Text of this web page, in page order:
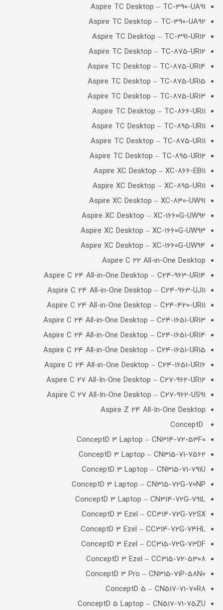
Aspire TC Desktop – TC-390-UA91
Aspire TC Desktop – TC-390-UA92
Aspire TC Desktop – TC-391-UR12
Aspire TC Desktop – TC-875-UR12
Aspire TC Desktop – TC-875-UR14
Aspire TC Desktop – TC-875-UR15
Aspire TC Desktop – TC-875-UR13
Aspire TC Desktop – TC-866-UR11
Aspire TC Desktop – TC-895-UR11
Aspire TC Desktop – TC-875-UR11
Aspire TC Desktop – TC-895-UR12
Aspire XC Desktop – XC-866-EB11
Aspire XC Desktop – XC-895-UR11
Aspire XC Desktop – XC-830-UW91
Aspire XC Desktop – XC-1660G-UW92
Aspire XC Desktop – XC-1660G-UW93
Aspire XC Desktop – XC-1660G-UW94
Aspire C 22 All-in-One Desktop
Aspire C 24 All-in-One Desktop – C24-963-UR14
Aspire C 24 All-in-One Desktop – C24-963-UJ11
Aspire C 24 All-in-One Desktop – C24-420-UR11
Aspire C 24 All-in-One Desktop – C24-1651-UR13
Aspire C 24 All-in-One Desktop – C24-1651-UR14
Aspire C 24 All-in-One Desktop – C24-1651-UR15
Aspire C 24 All-in-One Desktop – C24-1651-UR16
Aspire C 27 All-In-One Desktop – C27-962-UR12
Aspire C 27 All-In-One Desktop – C27-962-US91
Aspire Z 24 All-In-One Desktop
ConceptD 3 Laptop – CN314-72-53F0
ConceptD 3 Laptop – CN315-71-7562
ConceptD 3 Laptop – CN315-71-791U
ConceptD 3 Laptop – CN315-72G-70NP
ConceptD 3 Laptop – CN314-72G-791L
ConceptD 3 Ezel – CC314-72G-72SX
ConceptD 3 Ezel – CC314-72G-74HL
ConceptD 3 Ezel – CC315-72G-73DF
ConceptD 3 Ezel – CC315-72-5308
ConceptD 3 Pro – CN315-71P-58N0
ConceptD 5 – CN517-71-70R8
ConceptD 5 Laptop – CN517-71-75ZU